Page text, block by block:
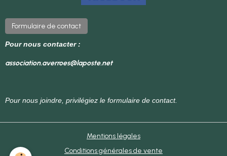
Formulaire de contact
Pour nous contacter :
association.averroes@laposte.net
Pour nous joindre, privilégiez le formulaire de contact.
Mentions légales
Conditions générales de vente